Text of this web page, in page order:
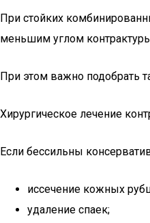
При стойких
меньшим углом
При этом важно подобрать
Хирургическое лечение
Если бессильны
иссечение кожных
удаление спаек;